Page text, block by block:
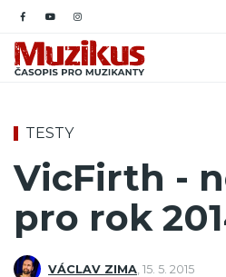
TESTY
VicFirth -
pro rok
VÁCLAV ZIMA 15. 5. 2015